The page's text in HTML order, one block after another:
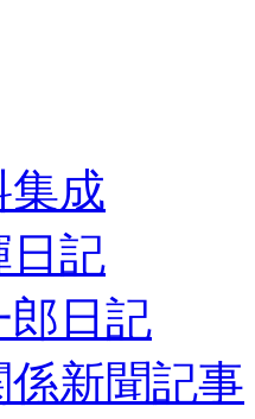
集成
日記
郎日記
係新聞記事